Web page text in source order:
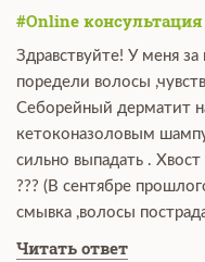
#Online
Здравствуйте! У меня
поредели волосы
Себорейный дерматит
кетоконазоловым
сильно выпадать .
??? (В сентябре
смывка ,волосы
Читать ответ